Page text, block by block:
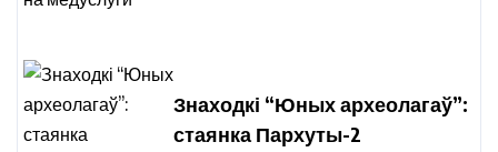
Знаходкі “Юных археолагаў”:
стаянка Пархуты-2